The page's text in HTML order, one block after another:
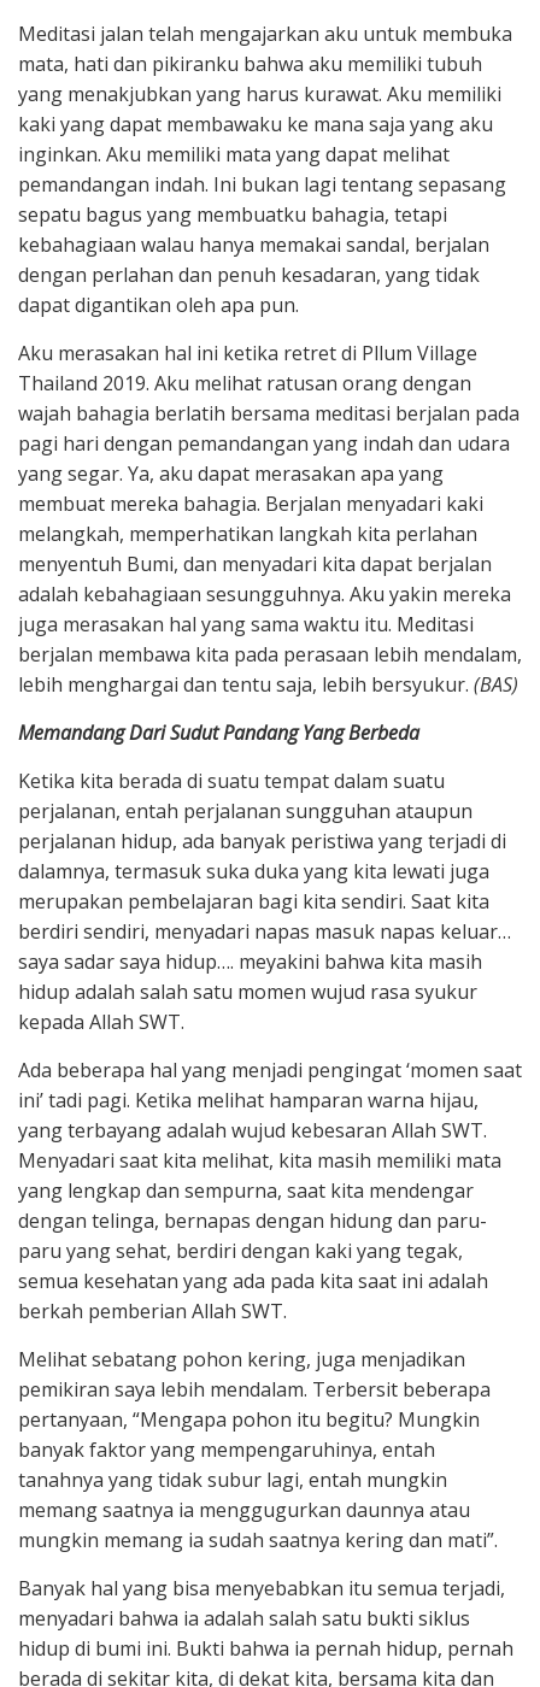
Meditasi jalan telah mengajarkan aku untuk membuka
mata, hati dan pikiranku bahwa aku memiliki tubuh
yang menakjubkan yang harus kurawat. Aku memiliki
kaki yang dapat membawaku ke mana saja yang aku
inginkan. Aku memiliki mata yang dapat melihat
pemandangan indah. Ini bukan lagi tentang sepasang
sepatu bagus yang membuatku bahagia, tetapi
kebahagiaan walau hanya memakai sandal, berjalan
dengan perlahan dan penuh kesadaran, yang tidak
dapat digantikan oleh apa pun.
Aku merasakan hal ini ketika retret di Pllum Village
Thailand 2019. Aku melihat ratusan orang dengan
wajah bahagia berlatih bersama meditasi berjalan pada
pagi hari dengan pemandangan yang indah dan udara
yang segar. Ya, aku dapat merasakan apa yang
membuat mereka bahagia. Berjalan menyadari kaki
melangkah, memperhatikan langkah kita perlahan
menyentuh Bumi, dan menyadari kita dapat berjalan
adalah kebahagiaan sesungguhnya. Aku yakin mereka
juga merasakan hal yang sama waktu itu. Meditasi
berjalan membawa kita pada perasaan lebih mendalam,
lebih menghargai dan tentu saja, lebih bersyukur. (BAS)
Memandang Dari Sudut Pandang Yang Berbeda
Ketika kita berada di suatu tempat dalam suatu
perjalanan, entah perjalanan sungguhan ataupun
perjalanan hidup, ada banyak peristiwa yang terjadi di
dalamnya, termasuk suka duka yang kita lewati juga
merupakan pembelajaran bagi kita sendiri. Saat kita
berdiri sendiri, menyadari napas masuk napas keluar…
saya sadar saya hidup…. meyakini bahwa kita masih
hidup adalah salah satu momen wujud rasa syukur
kepada Allah SWT.
Ada beberapa hal yang menjadi pengingat ‘momen saat
ini’ tadi pagi. Ketika melihat hamparan warna hijau,
yang terbayang adalah wujud kebesaran Allah SWT.
Menyadari saat kita melihat, kita masih memiliki mata
yang lengkap dan sempurna, saat kita mendengar
dengan telinga, bernapas dengan hidung dan paru-
paru yang sehat, berdiri dengan kaki yang tegak,
semua kesehatan yang ada pada kita saat ini adalah
berkah pemberian Allah SWT.
Melihat sebatang pohon kering, juga menjadikan
pemikiran saya lebih mendalam. Terbersit beberapa
pertanyaan, “Mengapa pohon itu begitu? Mungkin
banyak faktor yang mempengaruhinya, entah
tanahnya yang tidak subur lagi, entah mungkin
memang saatnya ia menggugurkan daunnya atau
mungkin memang ia sudah saatnya kering dan mati”.
Banyak hal yang bisa menyebabkan itu semua terjadi,
menyadari bahwa ia adalah salah satu bukti siklus
hidup di bumi ini. Bukti bahwa ia pernah hidup, pernah
berada di sekitar kita, di dekat kita, bersama kita dan